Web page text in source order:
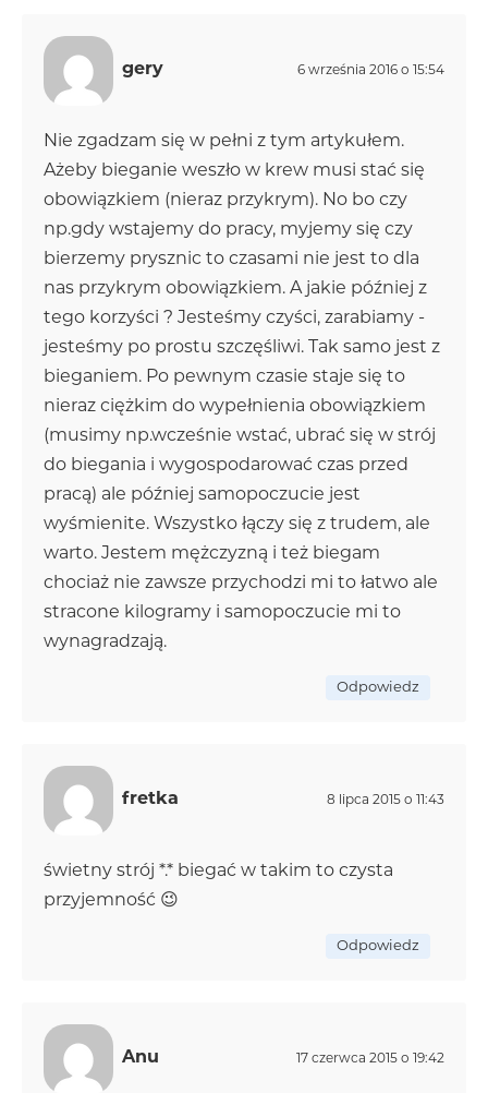
gery 6 września 2016 o 15:54
Nie zgadzam się w pełni z tym artykułem.
Ażeby bieganie weszło w krew musi stać się
obowiązkiem (nieraz przykrym). No bo czy
np.gdy wstajemy do pracy, myjemy się czy
bierzemy prysznic to czasami nie jest to dla
nas przykrym obowiązkiem. A jakie później z
tego korzyści ? Jesteśmy czyści, zarabiamy -
jesteśmy po prostu szczęśliwi. Tak samo jest z
bieganiem. Po pewnym czasie staje się to
nieraz ciężkim do wypełnienia obowiązkiem
(musimy np.wcześnie wstać, ubrać się w strój
do biegania i wygospodarować czas przed
pracą) ale później samopoczucie jest
wyśmienite. Wszystko łączy się z trudem, ale
warto. Jestem mężczyzną i też biegam
chociaż nie zawsze przychodzi mi to łatwo ale
stracone kilogramy i samopoczucie mi to
wynagradzają.
Odpowiedz
fretka 8 lipca 2015 o 11:43
świetny strój *.* biegać w takim to czysta
przyjemność 😉
Odpowiedz
Anu 17 czerwca 2015 o 19:42